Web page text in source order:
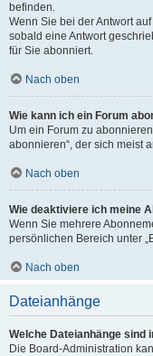
befinden.
Wenn Sie bei der Antwort
sobald eine Antwort
für Sie abonniert.
Nach oben
Wie kann ich ein Forum
Um ein Forum zu
abonnieren“, der sich meist
Nach oben
Wie deaktiviere ich meine
Wenn Sie mehrere
persönlichen Bereich unter
Nach oben
Dateianhänge
Welche Dateianhänge sind
Die Board-Administration